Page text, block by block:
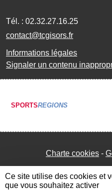
Tél. : 02.32.27.16.25
contact@tcgisors.fr
Informations légales
Signaler un contenu
SPORTSREGIONS
Charte cookies
Ce site utilise des cookies et
que vous souhaitez activer